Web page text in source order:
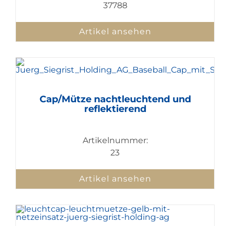
37788
Artikel ansehen
Cap/Mütze nachtleuchtend und
reflektierend
Artikelnummer:
23
Artikel ansehen